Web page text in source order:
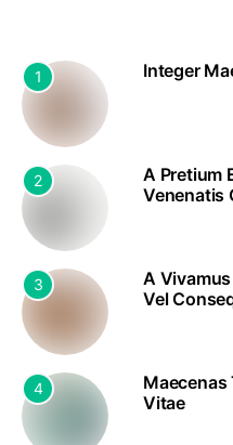
1 Integer
2
A Pretium
Venenatis
3
A
Vel
4
Vitae